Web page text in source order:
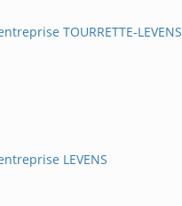
TOURRETTE-LEVENS
LEVENS